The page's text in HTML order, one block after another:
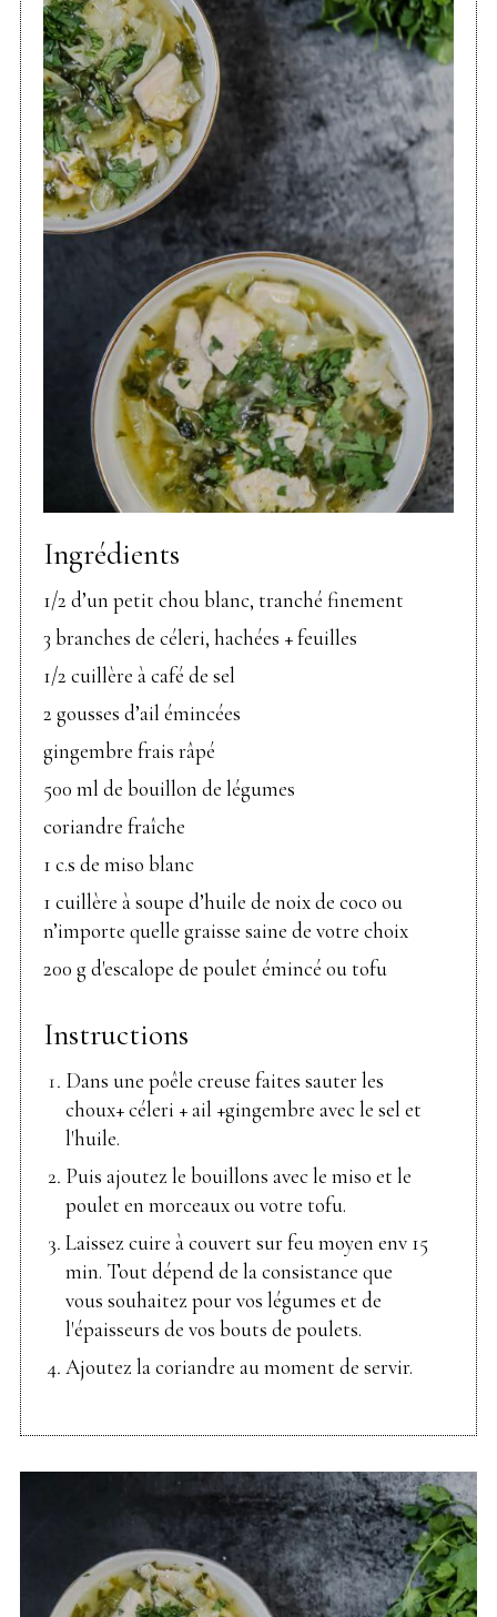
Ingrédients
1/2 d’un petit chou blanc, tranché finement
3 branches de céleri, hachées + feuilles
1/2 cuillère à café de sel
2 gousses d’ail émincées
gingembre frais râpé
500 ml de bouillon de légumes
coriandre fraîche
1 c.s de miso blanc
1 cuillère à soupe d’huile de noix de coco ou
n’importe quelle graisse saine de votre choix
200 g d'escalope de poulet émincé ou tofu
Instructions
Dans une poêle creuse faites sauter les
choux+ céleri + ail +gingembre avec le sel et
l'huile.
Puis ajoutez le bouillons avec le miso et le
poulet en morceaux ou votre tofu.
Laissez cuire à couvert sur feu moyen env 15
min. Tout dépend de la consistance que
vous souhaitez pour vos légumes et de
l'épaisseurs de vos bouts de poulets.
Ajoutez la coriandre au moment de servir.